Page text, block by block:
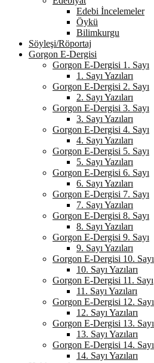
Edebi İncelemeler
Öykü
Bilimkurgu
Söyleşi/Röportaj
Gorgon E-Dergisi
Gorgon E-Dergisi 1. Sayı
1. Sayı Yazıları
Gorgon E-Dergisi 2. Sayı
2. Sayı Yazıları
Gorgon E-Dergisi 3. Sayı
3. Sayı Yazıları
Gorgon E-Dergisi 4. Sayı
4. Sayı Yazıları
Gorgon E-Dergisi 5. Sayı
5. Sayı Yazıları
Gorgon E-Dergisi 6. Sayı
6. Sayı Yazıları
Gorgon E-Dergisi 7. Sayı
7. Sayı Yazıları
Gorgon E-Dergisi 8. Sayı
8. Sayı Yazıları
Gorgon E-Dergisi 9. Sayı
9. Sayı Yazıları
Gorgon E-Dergisi 10. Sayı
10. Sayı Yazıları
Gorgon E-Dergisi 11. Sayı
11. Sayı Yazıları
Gorgon E-Dergisi 12. Sayı
12. Sayı Yazıları
Gorgon E-Dergisi 13. Sayı
13. Sayı Yazıları
Gorgon E-Dergisi 14. Sayı
14. Sayı Yazıları